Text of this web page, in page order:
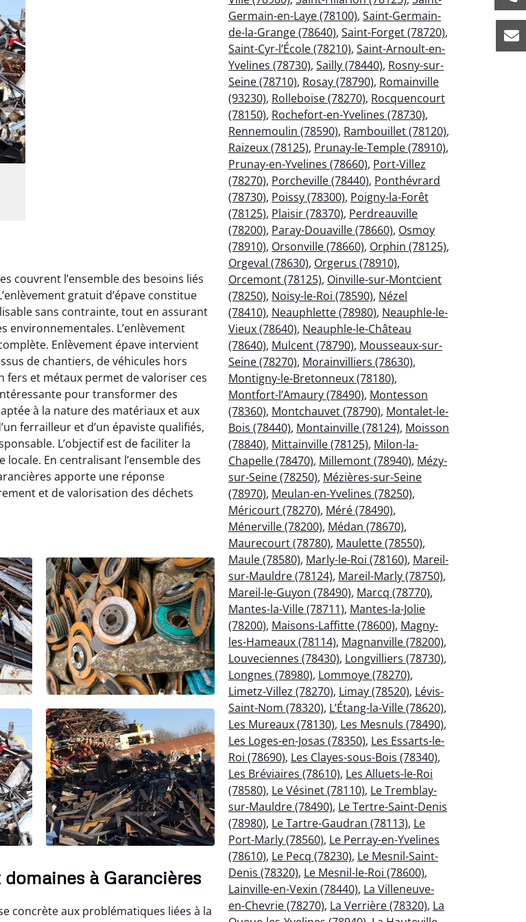
couvrent l’ensemble des besoins liés
gratuit d’épave constitue
sans contrainte, tout en assurant
environnementales. L’enlèvement
Enlèvement épave intervient
de chantiers, de véhicules hors
fers et métaux permet de valoriser ces
pour transformer des
à la nature des matériaux et aux
ferrailleur et d’un épaviste qualifiés,
L’objectif est de faciliter la
En centralisant l’ensemble des
apporte une réponse
et de valorisation des déchets
à Garancières
concrète aux problématiques liées à la
Germain-en-Laye (78100), Saint-Germain-
de-la-Grange (78640), Saint-Forget (78720),
Saint-Cyr-l’École (78210), Saint-Arnoult-en-
Yvelines (78730), Sailly (78440), Rosny-sur-
Seine (78710), Rosay (78790), Romainville
(93230), Rolleboise (78270), Rocquencourt
(78150), Rochefort-en-Yvelines (78730),
Rennemoulin (78590), Rambouillet (78120),
Raizeux (78125), Prunay-le-Temple (78910),
Prunay-en-Yvelines (78660), Port-Villez
(78270), Porcheville (78440), Ponthévrard
(78730), Poissy (78300), Poigny-la-Forêt
(78125), Plaisir (78370), Perdreauville
(78200), Paray-Douaville (78660), Osmoy
(78910), Orsonville (78660), Orphin (78125),
Orgeval (78630), Orgerus (78910),
Orcemont (78125), Oinville-sur-Montcient
(78250), Noisy-le-Roi (78590), Nézel
(78410), Neauphlette (78980), Neauphle-le-
Vieux (78640), Neauphle-le-Château
(78640), Mulcent (78790), Mousseaux-sur-
Seine (78270), Morainvilliers (78630),
Montigny-le-Bretonneux (78180),
Montfort-l’Amaury (78490), Montesson
(78360), Montchauvet (78790), Montalet-le-
Bois (78440), Montainville (78124), Moisson
(78840), Mittainville (78125), Milon-la-
Chapelle (78470), Millemont (78940), Mézy-
sur-Seine (78250), Mézières-sur-Seine
(78970), Meulan-en-Yvelines (78250),
Méricourt (78270), Méré (78490),
Ménerville (78200), Médan (78670),
Maurecourt (78780), Maulette (78550),
Maule (78580), Marly-le-Roi (78160), Mareil-
sur-Mauldre (78124), Mareil-Marly (78750),
Mareil-le-Guyon (78490), Marcq (78770),
Mantes-la-Ville (78711), Mantes-la-Jolie
(78200), Maisons-Laffitte (78600), Magny-
les-Hameaux (78114), Magnanville (78200),
Louveciennes (78430), Longvilliers (78730),
Longnes (78980), Lommoye (78270),
Limetz-Villez (78270), Limay (78520), Lévis-
Saint-Nom (78320), L’Étang-la-Ville (78620),
Les Mureaux (78130), Les Mesnuls (78490),
Les Loges-en-Josas (78350), Les Essarts-le-
Roi (78690), Les Clayes-sous-Bois (78340),
Les Bréviaires (78610), Les Alluets-le-Roi
(78580), Le Vésinet (78110), Le Tremblay-
sur-Mauldre (78490), Le Tertre-Saint-Denis
(78980), Le Tartre-Gaudran (78113), Le
Port-Marly (78560), Le Perray-en-Yvelines
(78610), Le Pecq (78230), Le Mesnil-Saint-
Denis (78320), Le Mesnil-le-Roi (78600),
Lainville-en-Vexin (78440), La Villeneuve-
en-Chevrie (78270), La Verrière (78320), La